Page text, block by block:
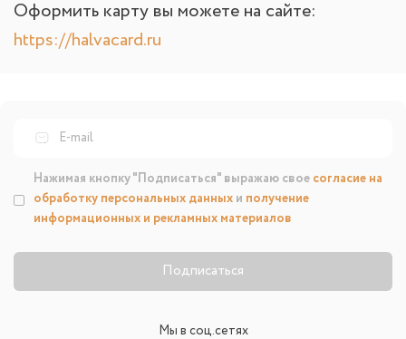
Оформить карту вы можете на сайте:
https://halvacard.ru
Подписаться
Нажимая кнопку "Подписаться" выражаю свое согласие на
обработку персональных данных и получение
информационных и рекламных материалов
Мы в соц.сетях